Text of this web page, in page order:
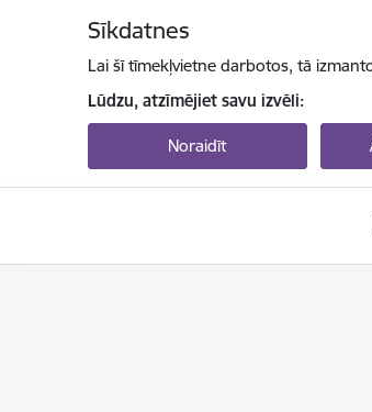
Sīkdatnes
Lai šī tīmekļvietne darbotos, tā
Lūdzu, atzīmējiet savu izvēli:
Noraidīt